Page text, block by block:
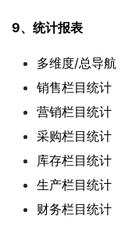
9、统计报表
多维度/总导航
销售栏目统计
营销栏目统计
采购栏目统计
库存栏目统计
生产栏目统计
财务栏目统计